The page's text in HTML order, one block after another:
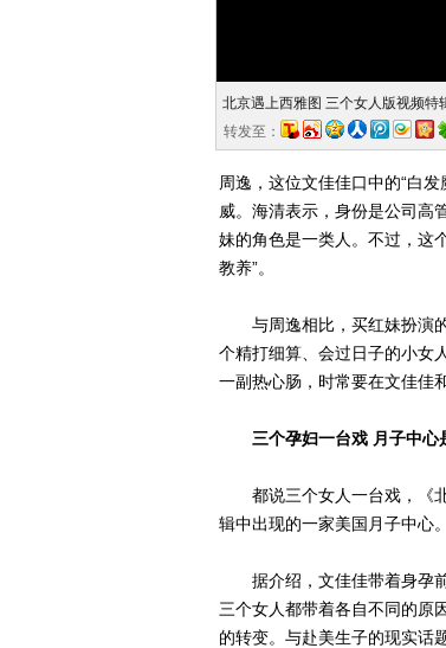
北京遇上西雅图 三个女人版视频特
转发至：
周逸，这位文佳佳口中的“白
威。海清表示，身份是公司高
妹的角色是一类人。不过，这
教养”。
与周逸相比，买红妹扮演的
个精打细算、会过日子的小女
一副热心肠，时常要在文佳佳
三个孕妇一台戏 月子中心
都说三个女人一台戏，《北
辑中出现的一家美国月子中心。
据介绍，文佳佳带着身孕前
三个女人都带着各自不同的原
的转变。与赴美生子的现实话